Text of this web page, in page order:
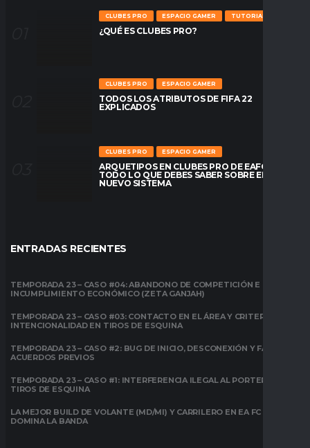
CLUBES PRO ESPACIO GAMER TUTORIALES
¿QUÉ ES CLUBES PRO?
CLUBES PRO ESPACIO GAMER
TODOS LOS ATRIBUTOS DE FIFA 22
EXPLICADOS
CLUBES PRO ESPACIO GAMER
ARQUETIPOS EN CLUBES PRO DE EAFC26:
TODO LO QUE DEBES SABER SOBRE EL
NUEVO SISTEMA
ENTRADAS RECIENTES
TEMPORADA 23 – CASO #04: ABANDONO DE COMPETICIÓN E
INCUMPLIMIENTO ECONÓMICO (ZETA GANJAH)
TEMPORADA 23 – CASO #03: CONTACTO EN EL ÁREA Y CRITERIO DE
INTENCIONALIDAD EN TIROS DE ESQUINA
TEMPORADA 23 – CASO #2: BUG DE INICIO, DESCONEXIÓN Y FALTA DE
ACUERDOS PREVIOS
TEMPORADA 23 – CASO #1: INTERFERENCIA ILEGAL AL PORTERO EN
TIROS DE ESQUINA
LA MEJOR BUILD DE VOLANTE (MD/MI) Y CARRILERO EN EA FC 26:
DOMINA LA BANDA